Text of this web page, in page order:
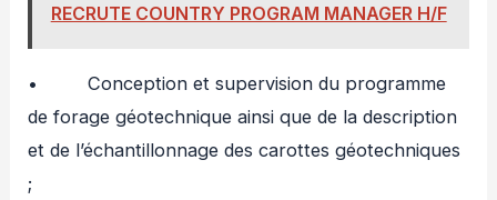
RECRUTE COUNTRY PROGRAM MANAGER H/F
• Conception et supervision du programme
de forage géotechnique ainsi que de la description
et de l’échantillonnage des carottes géotechniques
;